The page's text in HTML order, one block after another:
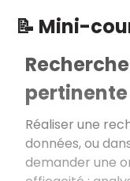
📝 Mini-
pertinente
Réaliser une
données, ou
demander une